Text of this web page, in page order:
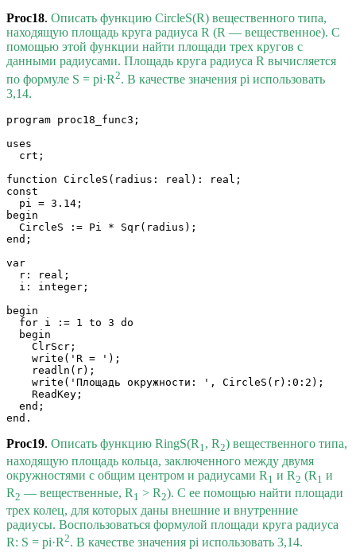
Proc18. Описать функцию CircleS(R) вещественного типа,
находящую площадь круга радиуса R (R — вещественное). С
помощью этой функции найти площади трех кругов с
данными радиусами. Площадь круга радиуса R вычисляется
по формуле S = pi·R2. В качестве значения pi использовать
3,14.
program proc18_func3;
uses
  crt;
function CircleS(radius: real): real;
const
  pi = 3.14;
begin
  CircleS := Pi * Sqr(radius);
end;
var
  r: real;
  i: integer;
begin
  for i := 1 to 3 do
  begin
    ClrScr;
    write('R = ');
    readln(r);
    write('Площадь окружности: ', CircleS(r):0:2);
    ReadKey;
  end;
end.
Proc19. Описать функцию RingS(R 1 , R2) вещественного типа,
находящую площадь кольца, заключенного между двумя
окружностями с общим центром и радиусами R 1 и R2 (R 1 и
R2 — вещественные, R 1 > R2). С ее помощью найти площади
трех колец, для которых даны внешние и внутренние
радиусы. Воспользоваться формулой площади круга радиуса
R: S = pi·R2. В качестве значения pi использовать 3,14.